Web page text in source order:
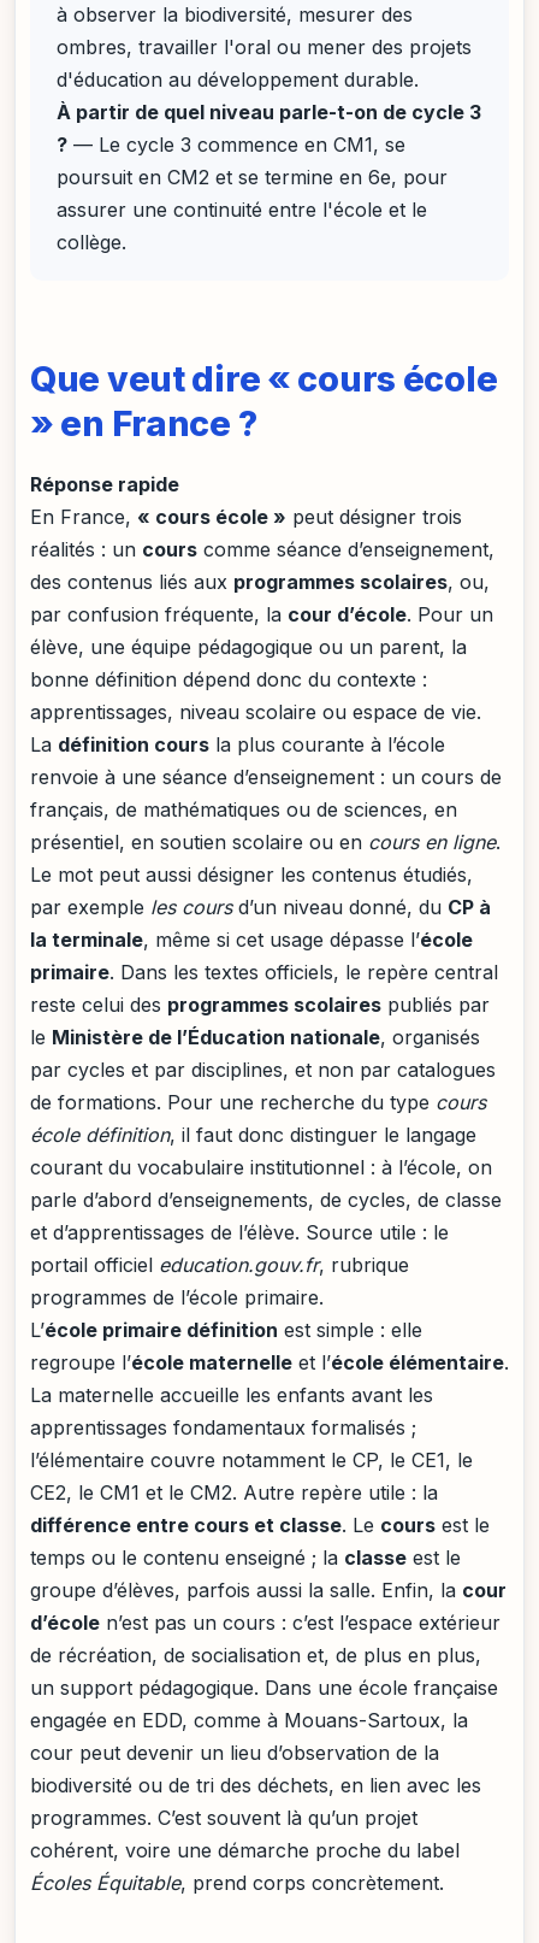
à observer la biodiversité, mesurer des
ombres, travailler l'oral ou mener des projets
d'éducation au développement durable.
À partir de quel niveau parle-t-on de cycle 3
? — Le cycle 3 commence en CM1, se
poursuit en CM2 et se termine en 6e, pour
assurer une continuité entre l'école et le
collège.
Que veut dire « cours école
» en France ?
Réponse rapide
En France, « cours école » peut désigner trois
réalités : un cours comme séance d’enseignement,
des contenus liés aux programmes scolaires, ou,
par confusion fréquente, la cour d’école. Pour un
élève, une équipe pédagogique ou un parent, la
bonne définition dépend donc du contexte :
apprentissages, niveau scolaire ou espace de vie.
La définition cours la plus courante à l’école
renvoie à une séance d’enseignement : un cours de
français, de mathématiques ou de sciences, en
présentiel, en soutien scolaire ou en cours en ligne.
Le mot peut aussi désigner les contenus étudiés,
par exemple les coursd’un niveau donné, du CP à
la terminale, même si cet usage dépasse l’école
primaire. Dans les textes officiels, le repère central
reste celui des programmes scolaires publiés par
le Ministère de l’Éducation nationale, organisés
par cycles et par disciplines, et non par catalogues
de formations. Pour une recherche du type cours
école définition, il faut donc distinguer le langage
courant du vocabulaire institutionnel : à l’école, on
parle d’abord d’enseignements, de cycles, de classe
et d’apprentissages de l’élève. Source utile : le
portail officiel education.gouv.fr, rubrique
programmes de l’école primaire.
L’école primaire définition est simple : elle
regroupe l’école maternelle et l’école élémentaire.
La maternelle accueille les enfants avant les
apprentissages fondamentaux formalisés ;
l’élémentaire couvre notamment le CP, le CE1, le
CE2, le CM1 et le CM2. Autre repère utile : la
différence entre cours et classe. Le cours est le
temps ou le contenu enseigné ; la classe est le
groupe d’élèves, parfois aussi la salle. Enfin, la cour
d’école n’est pas un cours : c’est l’espace extérieur
de récréation, de socialisation et, de plus en plus,
un support pédagogique. Dans une école française
engagée en EDD, comme à Mouans-Sartoux, la
cour peut devenir un lieu d’observation de la
biodiversité ou de tri des déchets, en lien avec les
programmes. C’est souvent là qu’un projet
cohérent, voire une démarche proche du label
Écoles Équitable, prend corps concrètement.